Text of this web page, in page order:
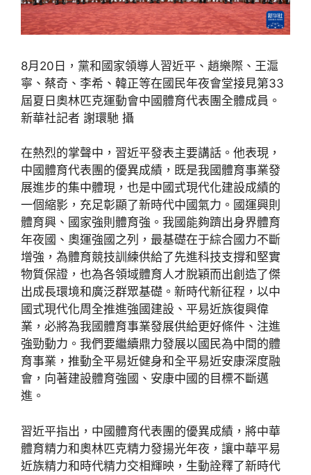
8月20日，黨和國家領導人習近平、趙樂際、王滬
寧、蔡奇、李希、韓正等在國民年夜會堂接見第33
屆夏日奧林匹克運動會中國體育代表團全體成員。
新華社記者 謝環馳 攝
在熱烈的掌聲中，習近平發表主要講話。他表現，
中國體育代表團的優異成績，既是我國體育事業發
展進步的集中體現，也是中國式現代化建設成績的
一個縮影，充足彰顯了新時代中國氣力。國運興則
體育興、國家強則體育強。我國能夠躋出身界體育
年夜國、奧運強國之列，最基礎在于綜合國力不斷
增強，為體育競技訓練供給了先進科技支撐和堅實
物質保證，也為各領域體育人才脫穎而出創造了傑
出成長環境和廣泛群眾基礎。新時代新征程，以中
國式現代化周全推進強國建設、平易近族復興偉
業，必將為我國體育事業發展供給更好條件、注進
強勁動力。我們要繼續鼎力發展以國民為中間的體
育事業，推動全平易近健身和全平易近安康深度融
會，向著建設體育強國、安康中國的目標不斷邁
進。
習近平指出，中國體育代表團的優異成績，將中華
體育精力和奧林匹克精力發揚光年夜，讓中華平易
近族精力和時代精力交相輝映，生動詮釋了新時代